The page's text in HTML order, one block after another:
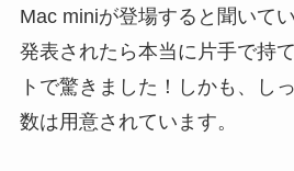
Mac miniが登場すると聞いて
発表されたら本当に片手で持
トで驚きました！しかも、し
数は用意されています。